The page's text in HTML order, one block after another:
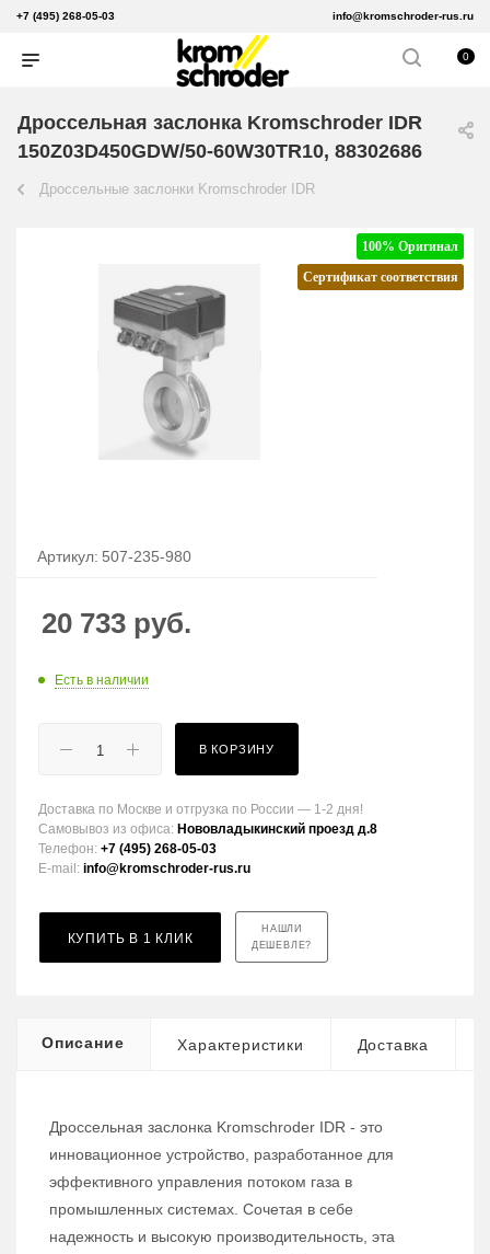
+7 (495) 268-05-03 info@kromschroder-rus.ru
0
Дроссельная заслонка Kromschroder IDR
150Z03D450GDW/50-60W30TR10, 88302686
Дроссельные заслонки Kromschroder IDR
100% Оригинал
Сертификат соответствия
Артикул: 507-235-980
20 733 руб.
Есть в наличии
В КОРЗИНУ
Доставка по Москве и отгрузка по России — 1-2 дня!
Самовывоз из офиса: Нововладыкинский проезд д.8
Телефон: +7 (495) 268-05-03
E-mail: info@kromschroder-rus.ru
КУПИТЬ В 1 КЛИК
НАШЛИ
ДЕШЕВЛЕ?
Описание Характеристики Доставка
Дроссельная заслонка Kromschroder IDR - это
инновационное устройство, разработанное для
эффективного управления потоком газа в
промышленных системах. Сочетая в себе
надежность и высокую производительность, эта